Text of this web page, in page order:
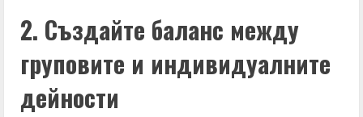
2. Създайте баланс между
груповите и индивидуалните
дейности